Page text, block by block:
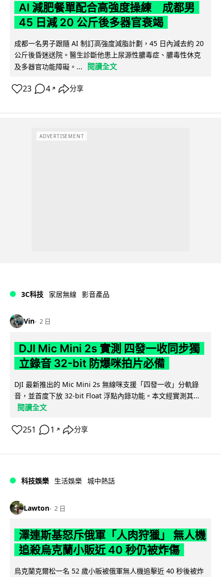
AI 減肥餐單配合高強度操練 成都男
45 日減 20 公斤後多器官衰竭
成都一名男子跟隨 AI 制訂高強度減脂計劃，45 日內減去約 20
公斤後昏迷送院。醫生診斷他患上尿源性膿毒症、膿毒性休克
及多器官功能障礙。...
閱讀全文
23 4 ↗ 分享
ADVERTISEMENT
3C科技 家居無線 影音產品
Vin 2 日
DJI Mic Mini 2s 實測 四發一收同步獨
立錄音 32-bit 防爆咪拍片必備
DJI 最新推出的 Mic Mini 2s 無線咪支援「四發一收」分軌錄
音，並首度下放 32-bit Float 浮點內錄功能。本文經實測其...
閱讀全文
251 1 ↗ 分享
科技娛樂 生活娛樂 城中熱話
Lawton 2 日
澤連斯基怒斥俄軍「人肉狩獵」 無人機
追殺烏克蘭小販近 40 秒仍被炸傷
烏克蘭克爾松一名 52 歲小販被俄軍無人機追擊近 40 秒後被炸